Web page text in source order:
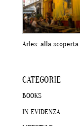
Arles: alla
CATEGORIE
BOOKS
IN EVIDENZA